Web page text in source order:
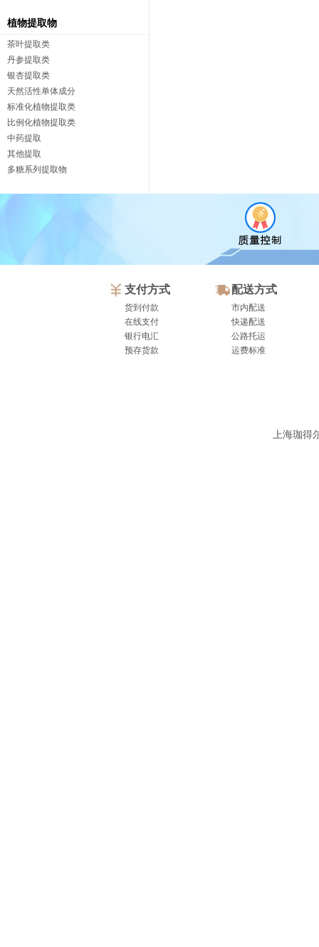
植物提取物
茶叶提取类
丹参提取类
银杏提取类
天然活性单体成分
标准化植物提取类
比例化植物提取类
中药提取
其他提取
多糖系列提取物
支付方式
货到付款
在线支付
银行电汇
预存货款
配送方式
市内配送
快递配送
公路托运
运费标准
上海珈得